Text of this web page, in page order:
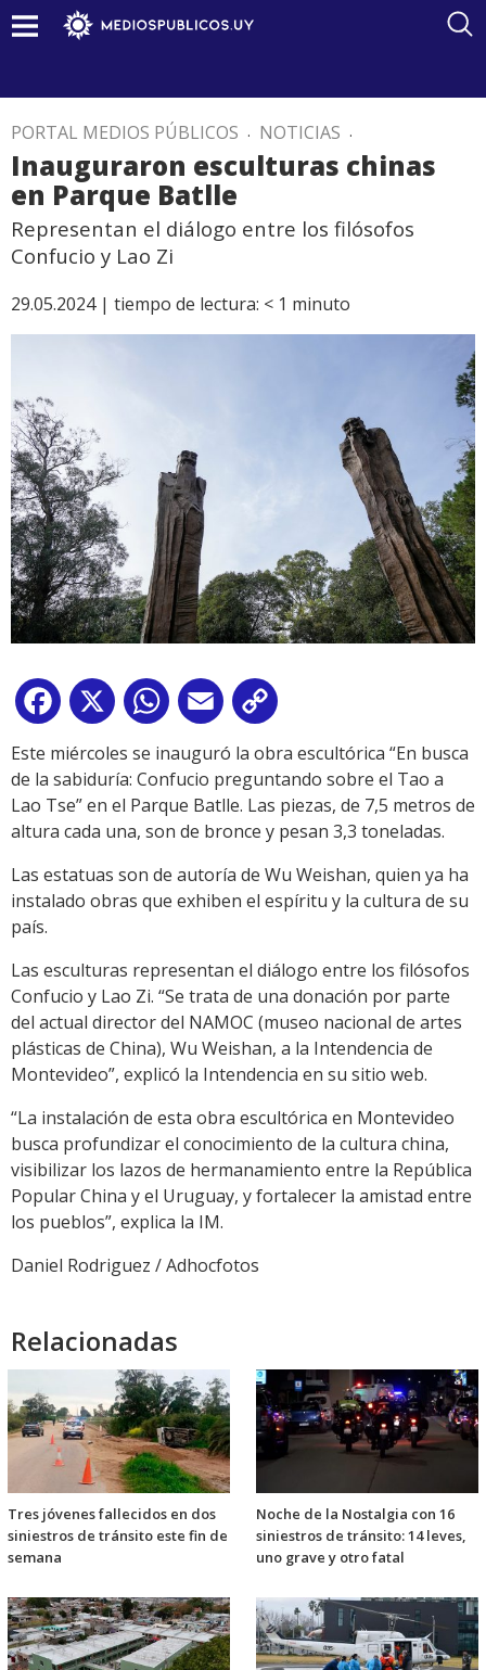
PORTAL MEDIOS PÚBLICOS . NOTICIAS .
Inauguraron esculturas chinas
en Parque Batlle
Representan el diálogo entre los filósofos
Confucio y Lao Zi
29.05.2024 | tiempo de lectura: < 1 minuto
Facebook
X WhatsApp
Email
Link
Este miércoles se inauguró la obra escultórica “En busca
de la sabiduría: Confucio preguntando sobre el Tao a
Lao Tse” en el Parque Batlle. Las piezas, de 7,5 metros de
altura cada una, son de bronce y pesan 3,3 toneladas.
Las estatuas son de autoría de Wu Weishan, quien ya ha
instalado obras que exhiben el espíritu y la cultura de su
país.
Las esculturas representan el diálogo entre los filósofos
Confucio y Lao Zi. “Se trata de una donación por parte
del actual director del NAMOC (museo nacional de artes
plásticas de China), Wu Weishan, a la Intendencia de
Montevideo”, explicó la Intendencia en su sitio web.
“La instalación de esta obra escultórica en Montevideo
busca profundizar el conocimiento de la cultura china,
visibilizar los lazos de hermanamiento entre la República
Popular China y el Uruguay, y fortalecer la amistad entre
los pueblos”, explica la IM.
Daniel Rodriguez / Adhocfotos
Relacionadas
Tres jóvenes fallecidos en dos
siniestros de tránsito este fin de
semana
Noche de la Nostalgia con 16
siniestros de tránsito: 14 leves,
uno grave y otro fatal